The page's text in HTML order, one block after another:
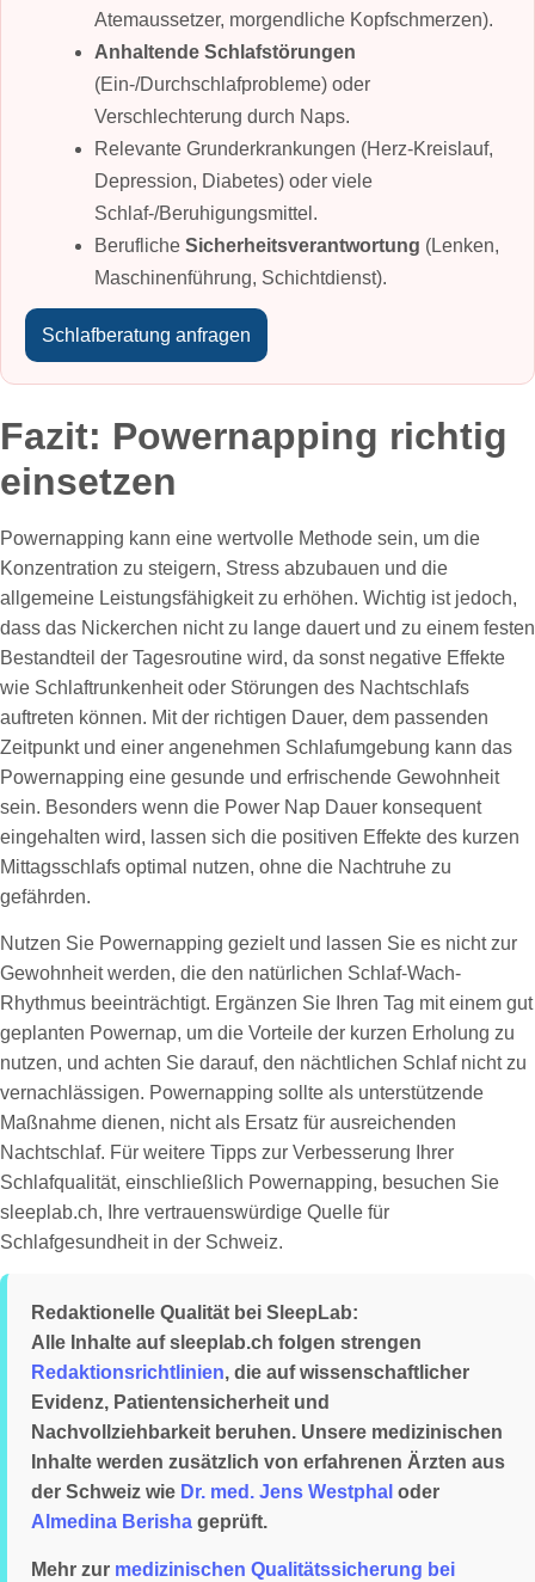
Atemaussetzer, morgendliche Kopfschmerzen).
Anhaltende Schlafstörungen
(Ein‑/Durchschlafprobleme) oder
Verschlechterung durch Naps.
Relevante Grunderkrankungen (Herz‑Kreislauf,
Depression, Diabetes) oder viele
Schlaf‑/Beruhigungsmittel.
Berufliche Sicherheitsverantwortung (Lenken,
Maschinenführung, Schichtdienst).
Schlafberatung anfragen
Fazit: Powernapping richtig
einsetzen
Powernapping kann eine wertvolle Methode sein, um die
Konzentration zu steigern, Stress abzubauen und die
allgemeine Leistungsfähigkeit zu erhöhen. Wichtig ist jedoch,
dass das Nickerchen nicht zu lange dauert und zu einem festen
Bestandteil der Tagesroutine wird, da sonst negative Effekte
wie Schlaftrunkenheit oder Störungen des Nachtschlafs
auftreten können. Mit der richtigen Dauer, dem passenden
Zeitpunkt und einer angenehmen Schlafumgebung kann das
Powernapping eine gesunde und erfrischende Gewohnheit
sein. Besonders wenn die Power Nap Dauer konsequent
eingehalten wird, lassen sich die positiven Effekte des kurzen
Mittagsschlafs optimal nutzen, ohne die Nachtruhe zu
gefährden.
Nutzen Sie Powernapping gezielt und lassen Sie es nicht zur
Gewohnheit werden, die den natürlichen Schlaf-Wach-
Rhythmus beeinträchtigt. Ergänzen Sie Ihren Tag mit einem gut
geplanten Powernap, um die Vorteile der kurzen Erholung zu
nutzen, und achten Sie darauf, den nächtlichen Schlaf nicht zu
vernachlässigen. Powernapping sollte als unterstützende
Maßnahme dienen, nicht als Ersatz für ausreichenden
Nachtschlaf. Für weitere Tipps zur Verbesserung Ihrer
Schlafqualität, einschließlich Powernapping, besuchen Sie
sleeplab.ch, Ihre vertrauenswürdige Quelle für
Schlafgesundheit in der Schweiz.
Redaktionelle Qualität bei SleepLab:
Alle Inhalte auf sleeplab.ch folgen strengen
Redaktionsrichtlinien, die auf wissenschaftlicher
Evidenz, Patientensicherheit und
Nachvollziehbarkeit beruhen. Unsere medizinischen
Inhalte werden zusätzlich von erfahrenen Ärzten aus
der Schweiz wie Dr. med. Jens Westphal oder
Almedina Berisha geprüft.
Mehr zur medizinischen Qualitätssicherung bei